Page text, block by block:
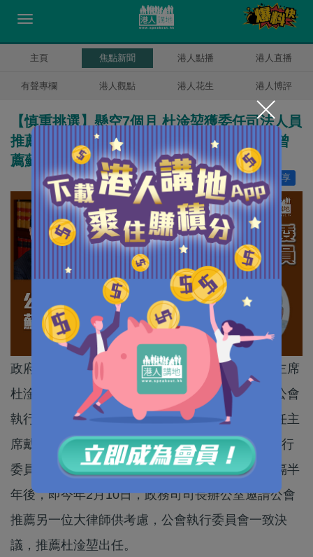
主頁 焦點新聞 港人點播 港人直播
有聲專欄 港人觀點 港人花生 港人博評
【慎重挑選】懸空7個月 杜淦堃獲委任司法人員
推薦委員會委員、大律師公會證實去屆執委曾
薦蘇朗年惟未獲接納
分享
讚好 21
政府昨天宣布，行政長官已委任香港大律師公會主席
杜淦堃為司法人員推薦委員會委員。香港大律師公會
執行委員會歡迎行政長官接納其推薦，並表示前任主
席戴啟思去年8月中辭任委員會委員後，當時的執行
委員會曾推薦資深大律師蘇朗年填補空缺，但相隔半
年後，即今年2月10日，政務司司長辦公室邀請公會
推薦另一位大律師供考慮，公會執行委員會一致決
議，推薦杜淦堃出任。